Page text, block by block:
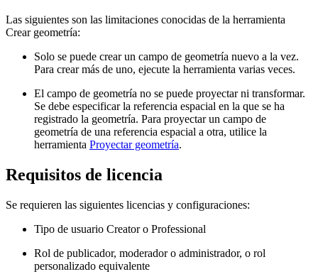
Las siguientes son las limitaciones conocidas de la herramienta
Crear geometría:
Solo se puede crear un campo de geometría nuevo a la vez.
Para crear más de uno, ejecute la herramienta varias veces.
El campo de geometría no se puede proyectar ni transformar.
Se debe especificar la referencia espacial en la que se ha
registrado la geometría. Para proyectar un campo de
geometría de una referencia espacial a otra, utilice la
herramienta Proyectar geometría.
Requisitos de licencia
Se requieren las siguientes licencias y configuraciones:
Tipo de usuario Creator o Professional
Rol de publicador, moderador o administrador, o rol
personalizado equivalente